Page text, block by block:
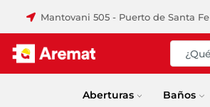
Mantovani 505 - Puerto de Santa Fe
Aberturas Baños